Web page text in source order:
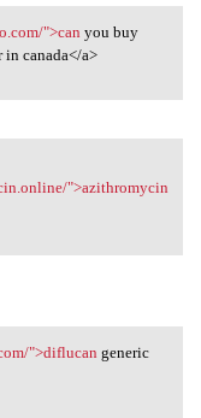
">can you buy
in canada</a>
">azithromycin
">diflucan generic